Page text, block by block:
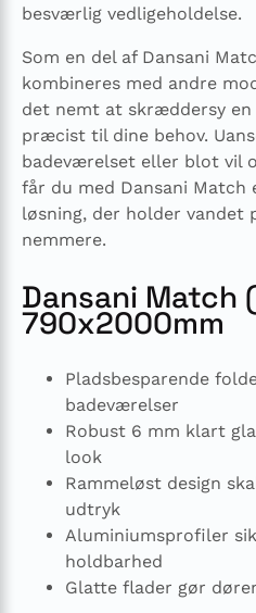
besværlig vedligeholdelse.
Som en del af Dansani
kombineres med andre
det nemt at skræddersy en
præcist til dine behov.
badeværelset eller blot vil
får du med Dansani Match
løsning, der holder vandet
nemmere.
Dansani Match
790x2000mm
Pladsbesparende
badeværelser
Robust 6 mm klart
look
Rammeløst design
udtryk
Aluminiumsprofiler
holdbarhed
Glatte flader gør